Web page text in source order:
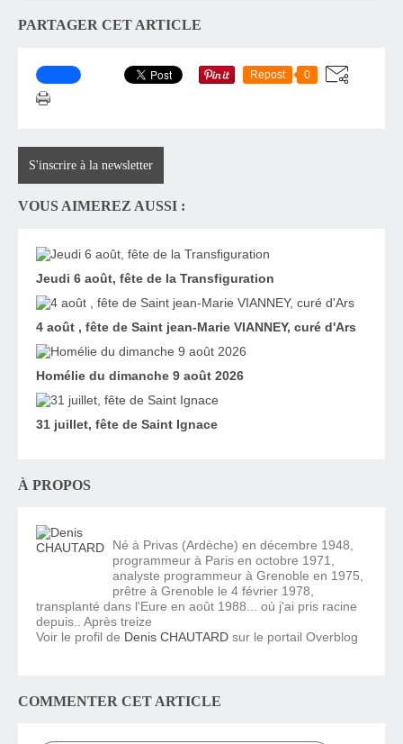
PARTAGER CET ARTICLE
Repost 0
S'inscrire à la newsletter
VOUS AIMEREZ AUSSI :
Jeudi 6 août, fête de la Transfiguration
4 août , fête de Saint jean-Marie VIANNEY, curé d'Ars
Homélie du dimanche 9 août 2026
31 juillet, fête de Saint Ignace
À PROPOS
Né à Privas (Ardèche) en décembre 1948,
programmeur à Paris en octobre 1971,
analyste programmeur à Grenoble en 1975,
prêtre à Grenoble le 4 février 1978,
transplanté dans l'Eure en août 1988... où j'ai pris racine
depuis.. Après treize
Voir le profil de Denis CHAUTARD sur le portail Overblog
COMMENTER CET ARTICLE